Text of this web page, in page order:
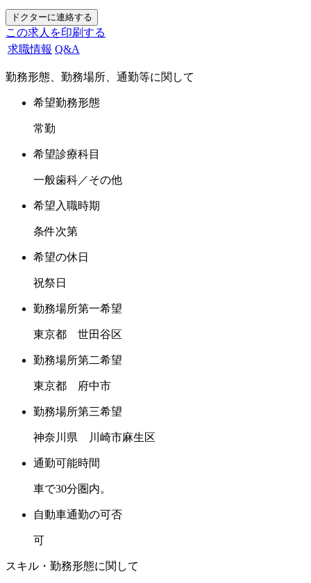
この求人を印刷する
求職情報 Q&A
勤務形態、勤務場所、通勤等に関して
希望勤務形態
常勤
希望診療科目
一般歯科／その他
希望入職時期
条件次第
希望の休日
祝祭日
勤務場所第一希望
東京都 世田谷区
勤務場所第二希望
東京都 府中市
勤務場所第三希望
神奈川県 川崎市麻生区
通勤可能時間
車で30分圏内。
自動車通勤の可否
可
スキル・勤務形態に関して